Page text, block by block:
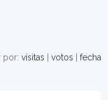
por: visitas votos fecha